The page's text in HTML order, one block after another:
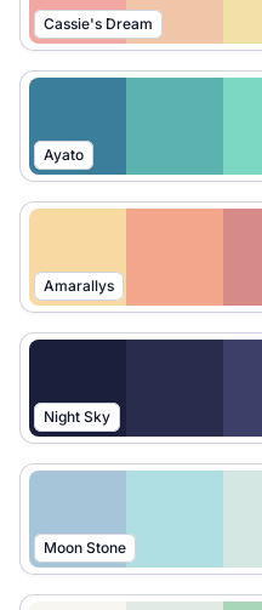
Cassie's Dream
Ayato
Amarallys
Night Sky
Moon Stone